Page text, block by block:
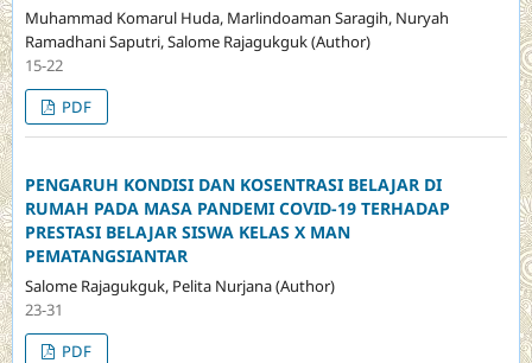
Muhammad Komarul Huda, Marlindoaman Saragih, Nuryah
Ramadhani Saputri, Salome Rajagukguk (Author)
15-22
PDF
PENGARUH KONDISI DAN KOSENTRASI BELAJAR DI
RUMAH PADA MASA PANDEMI COVID-19 TERHADAP
PRESTASI BELAJAR SISWA KELAS X MAN
PEMATANGSIANTAR
Salome Rajagukguk, Pelita Nurjana (Author)
23-31
PDF